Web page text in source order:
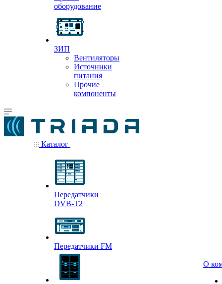
оборудование
ЗИП
Вентиляторы
Источники
питания
Прочие
компоненты
Каталог
Передатчики
DVB-T2
Передатчики FM
О